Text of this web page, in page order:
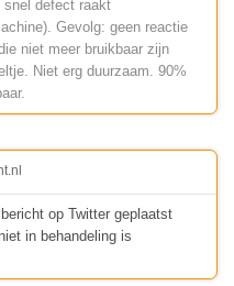
defect raakt
Gevolg: geen reactie
niet meer bruikbaar zijn
Niet erg duurzaam. 90%
op Twitter geplaatst
in behandeling is